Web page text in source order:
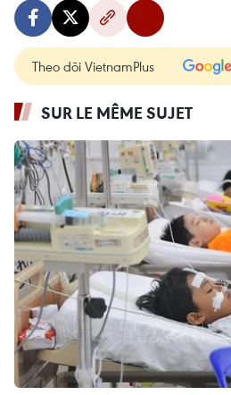
Theo dõi VietnamPlus
SUR LE MÊME SUJET